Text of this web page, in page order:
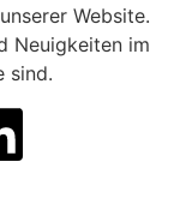
Website.
Neuigkeiten im
sind.